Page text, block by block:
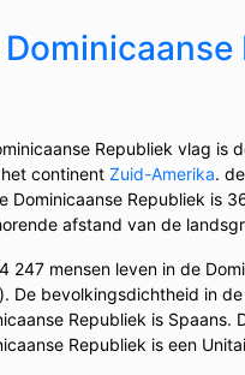
Dominicaanse
Republiek vlag is
continent Zuid-Amerika.
Dominicaanse Republiek is
afstand van de
247 mensen leven in de
De bevolkingsdichtheid in
Republiek is Spaans.
Republiek is een